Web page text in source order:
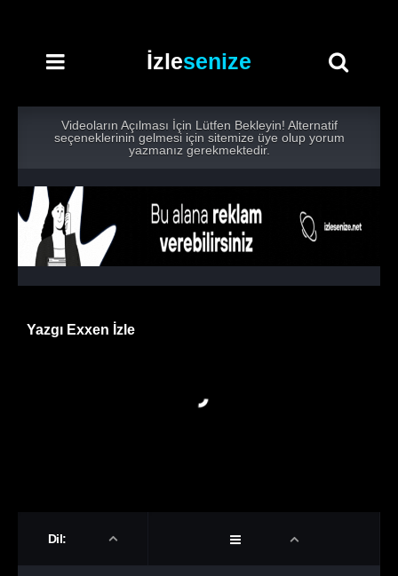
İzlesenize
Videoların Açılması İçin Lütfen Bekleyin! Alternatif
seçeneklerinin gelmesi için sitemize üye olup yorum
yazmanız gerekmektedir.
Yazgı Exxen İzle
Dil: